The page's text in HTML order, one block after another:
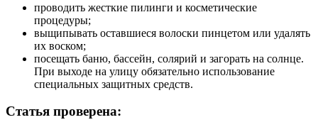
проводить жесткие пилинги и косметические
процедуры;
выщипывать оставшиеся волоски пинцетом или удалять
их воском;
посещать баню, бассейн, солярий и загорать на солнце.
При выходе на улицу обязательно использование
специальных защитных средств.
Статья проверена: